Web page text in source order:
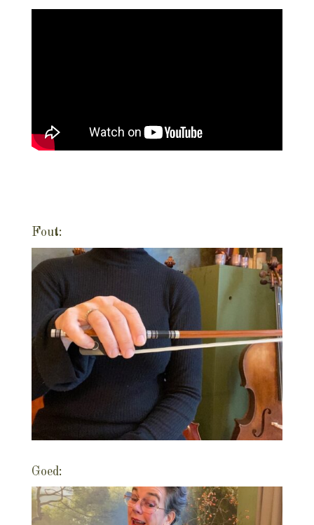
Fout:
Goed: